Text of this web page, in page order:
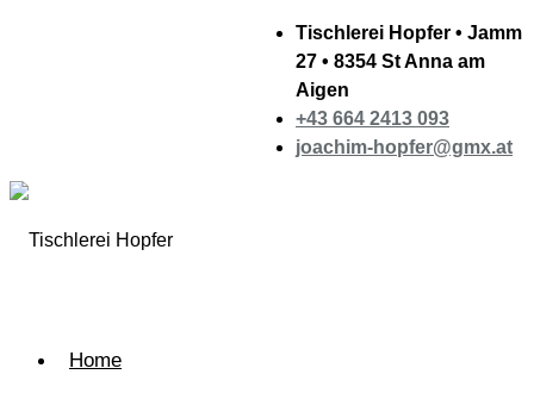
Tischlerei Hopfer • Jamm
27 • 8354 St Anna am
Aigen
+43 664 2413 093
joachim-hopfer@gmx.at
Home